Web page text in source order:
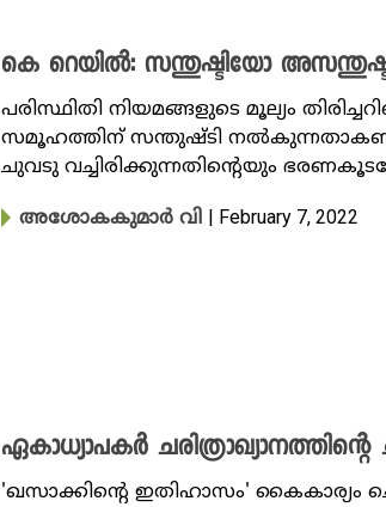
കെ റെയിൽ: സന്തുഷ്ടിയോ
പരിസ്ഥിതി നിയമങ്ങളുടെ മൂല്യം
സമൂഹത്തിന് സന്തുഷ്ടി
ചുവടു വച്ചിരിക്കുന്നതിന്റെയും
അശോകകുമാർ വി | February 7, 2022
ഏകാധ്യാപകർ
'ഖസാക്കിന്റെ ഇതിഹാസം' കൈകാര്യം